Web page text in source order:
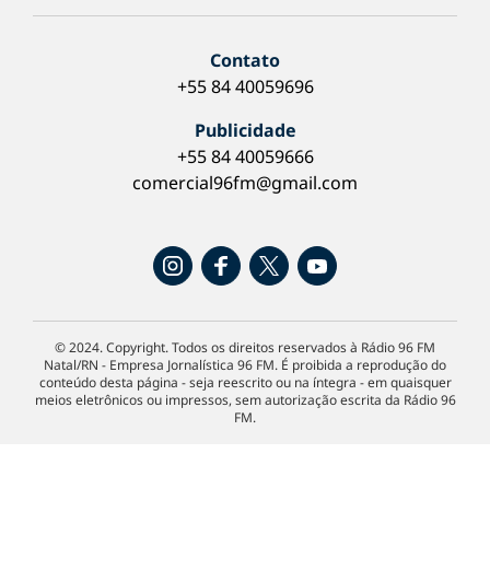
Contato
+55 84 40059696
Publicidade
+55 84 40059666
comercial96fm@gmail.com
© 2024. Copyright. Todos os direitos reservados à Rádio 96 FM
Natal/RN - Empresa Jornalística 96 FM. É proibida a reprodução do
conteúdo desta página - seja reescrito ou na íntegra - em quaisquer
meios eletrônicos ou impressos, sem autorização escrita da Rádio 96
FM.